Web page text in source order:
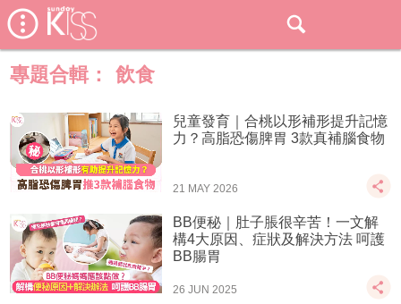
專題合輯： 飲食
兒童發育｜合桃以形補形提升記憶
力？高脂恐傷脾胃 3款真補腦食物
21 MAY 2026
BB便秘｜肚子脹很辛苦！一文解
構4大原因、症狀及解決方法 呵護
BB腸胃
26 JUN 2025